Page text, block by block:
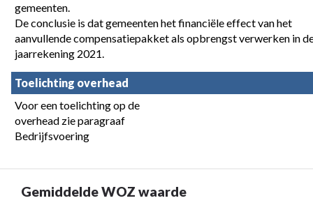
gemeenten.
De conclusie is dat gemeenten het financiële effect van het
aanvullende compensatiepakket als opbrengst verwerken in
jaarrekening 2021.
Toelichting overhead
Voor een toelichting op de
overhead zie paragraaf
Bedrijfsvoering
Gemiddelde WOZ waarde